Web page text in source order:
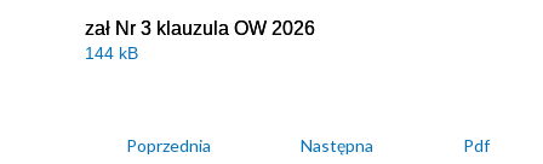
zał Nr 3 klauzula OW 2026
144 kB
Poprzednia Następna Pdf